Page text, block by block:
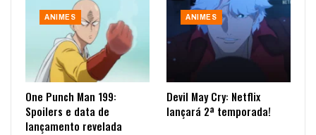
ANIMES
One Punch Man 199:
Spoilers e data de
lançamento revelada
ANIMES
Devil May Cry: Netflix
lançará 2ª temporada!